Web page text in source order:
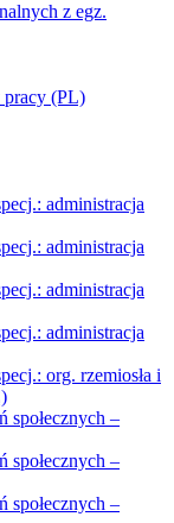
z egz.
pracy (PL)
administracja
administracja
administracja
administracja
org. rzemiosła i
społecznych –
społecznych –
społecznych –